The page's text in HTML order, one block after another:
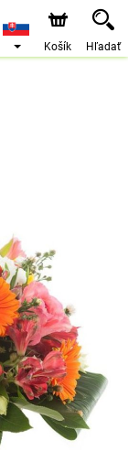
e-shopu.
10.8.2026 z
Košík Hľadať